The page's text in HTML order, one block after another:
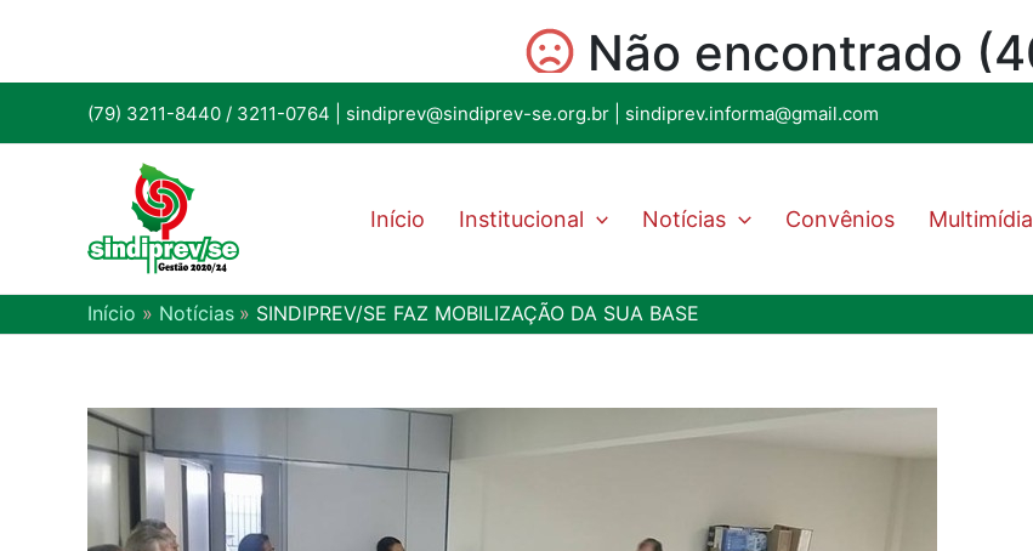
(79) 3211-8440 / 3211-0764 sindiprev@sindiprev-se.org.br sindiprev.informa@gmail.com
Início Institucional Notícias Convênios Multimídia
Início Notícias SINDIPREV/SE FAZ MOBILIZAÇÃO DA SUA BASE